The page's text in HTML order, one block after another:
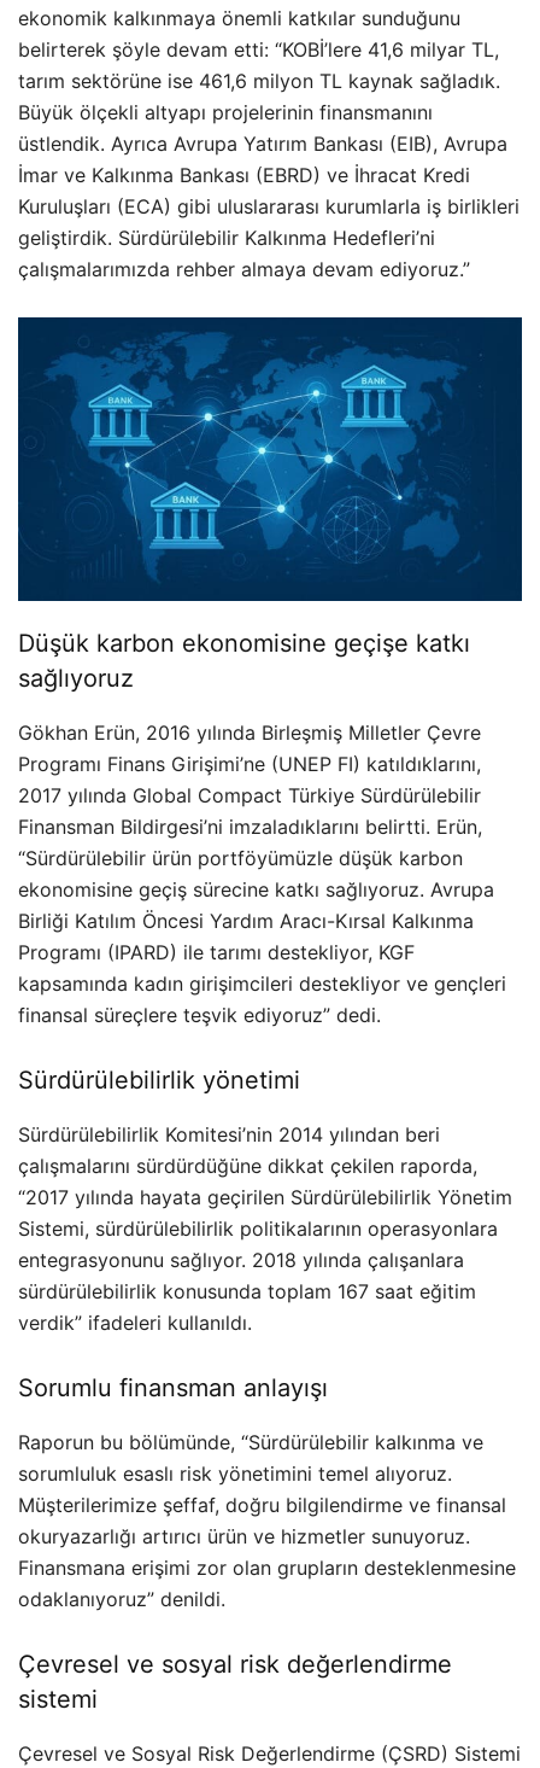
ekonomik kalkınmaya önemli katkılar sunduğunu
belirterek şöyle devam etti: “KOBİ’lere 41,6 milyar TL,
tarım sektörüne ise 461,6 milyon TL kaynak sağladık.
Büyük ölçekli altyapı projelerinin finansmanını
üstlendik. Ayrıca Avrupa Yatırım Bankası (EIB), Avrupa
İmar ve Kalkınma Bankası (EBRD) ve İhracat Kredi
Kuruluşları (ECA) gibi uluslararası kurumlarla iş birlikleri
geliştirdik. Sürdürülebilir Kalkınma Hedefleri’ni
çalışmalarımızda rehber almaya devam ediyoruz.”
Düşük karbon ekonomisine geçişe katkı
sağlıyoruz
Gökhan Erün, 2016 yılında Birleşmiş Milletler Çevre
Programı Finans Girişimi’ne (UNEP FI) katıldıklarını,
2017 yılında Global Compact Türkiye Sürdürülebilir
Finansman Bildirgesi’ni imzaladıklarını belirtti. Erün,
“Sürdürülebilir ürün portföyümüzle düşük karbon
ekonomisine geçiş sürecine katkı sağlıyoruz. Avrupa
Birliği Katılım Öncesi Yardım Aracı-Kırsal Kalkınma
Programı (IPARD) ile tarımı destekliyor, KGF
kapsamında kadın girişimcileri destekliyor ve gençleri
finansal süreçlere teşvik ediyoruz” dedi.
Sürdürülebilirlik yönetimi
Sürdürülebilirlik Komitesi’nin 2014 yılından beri
çalışmalarını sürdürdüğüne dikkat çekilen raporda,
“2017 yılında hayata geçirilen Sürdürülebilirlik Yönetim
Sistemi, sürdürülebilirlik politikalarının operasyonlara
entegrasyonunu sağlıyor. 2018 yılında çalışanlara
sürdürülebilirlik konusunda toplam 167 saat eğitim
verdik” ifadeleri kullanıldı.
Sorumlu finansman anlayışı
Raporun bu bölümünde, “Sürdürülebilir kalkınma ve
sorumluluk esaslı risk yönetimini temel alıyoruz.
Müşterilerimize şeffaf, doğru bilgilendirme ve finansal
okuryazarlığı artırıcı ürün ve hizmetler sunuyoruz.
Finansmana erişimi zor olan grupların desteklenmesine
odaklanıyoruz” denildi.
Çevresel ve sosyal risk değerlendirme
sistemi
Çevresel ve Sosyal Risk Değerlendirme (ÇSRD) Sistemi